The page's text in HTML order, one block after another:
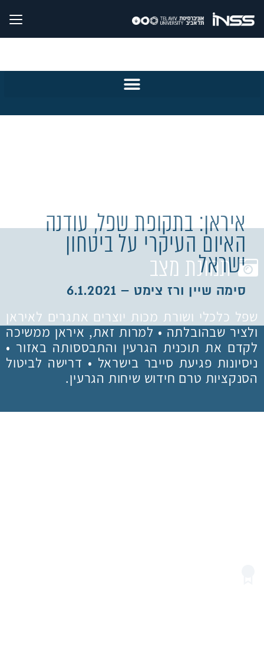
תמונת מצב
שפל כלכלי ושורת מכות יוצרים אתגרים לאיראן
ולציר שבהובלתה • למרות זאת, איראן ממשיכה
לקדם את תוכנית הגרעין והתבססותה באזור •
ניסיונות פגיעת סייבר בישראל • דרישה לביטול
הסנקציות טרם חידוש שיחות הגרעין.
איראן: בתקופת שפל, עודנה
האיום העיקרי על ביטחון
ישראל
סימה שיין ורז צימט – 6.1.2021